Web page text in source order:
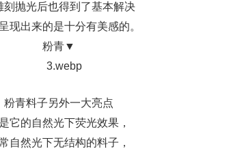
刻抛光后也得到了基本解决
现出来的是十分有美感的。
粉青▼
粉青料子另外一大亮点
它的自然光下荧光效果，
自然光下无结构的料子，